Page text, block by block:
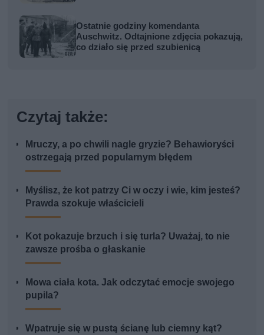
Ostatnie godziny komendanta
Auschwitz. Odtajnione zdjęcia pokazują,
co działo się przed szubienicą
Czytaj także:
Mruczy, a po chwili nagle gryzie? Behawioryści
ostrzegają przed popularnym błędem
Myślisz, że kot patrzy Ci w oczy i wie, kim jesteś?
Prawda szokuje właścicieli
Kot pokazuje brzuch i się turla? Uważaj, to nie
zawsze prośba o głaskanie
Mowa ciała kota. Jak odczytać emocje swojego
pupila?
Wpatruje się w pustą ścianę lub ciemny kąt?